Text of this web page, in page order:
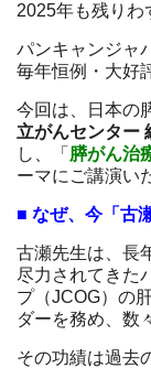
2025年も残りわ
パンキャンジャ
毎年恒例・大好
今回は、日本の
立がんセンター
し、「 膵がん治
ーマにご講演い
■ なぜ、今「古
古瀬先生は、長
尽力されてきた
プ（JCOG）の
ダーを務め、数
その功績は過去